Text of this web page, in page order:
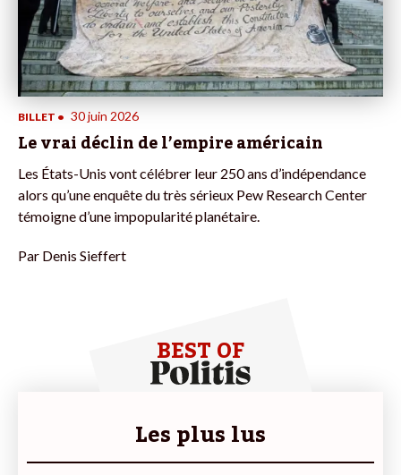
BILLET • 30 juin 2026
Le vrai déclin de l’empire américain
Les États-Unis vont célébrer leur 250 ans d’indépendance
alors qu’une enquête du très sérieux Pew Research Center
témoigne d’une impopularité planétaire.
Par Denis Sieffert
BEST OF
Les plus lus